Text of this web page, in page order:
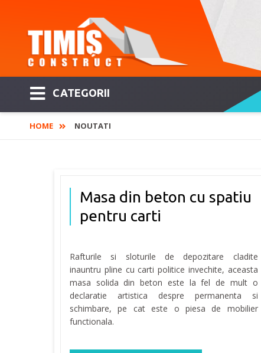
CATEGORII
HOME NOUTATI
Masa din beton cu spatiu
pentru carti
Rafturile si sloturile de depozitare cladite
inauntru pline cu carti politice invechite, aceasta
masa solida din beton este la fel de mult o
declaratie artistica despre permanenta si
schimbare, pe cat este o piesa de mobilier
functionala.